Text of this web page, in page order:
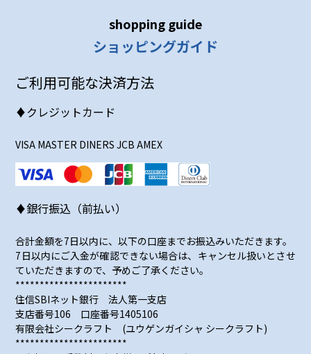
shopping guide
ショッピングガイド
ご利用可能な決済方法
♦クレジットカード
VISA MASTER DINERS JCB AMEX
♦銀行振込（前払い）
合計金額を7日以内に、以下の口座までお振込みいただきます。
7日以内にご入金が確認できない場合は、キャンセル扱いとさせ
ていただきますので、予めご了承ください。
***********************
住信SBIネット銀行 法人第一支店
支店番号106 口座番号1405106
有限会社シークラフト (ユウゲンガイシャ シークラフト)
***********************